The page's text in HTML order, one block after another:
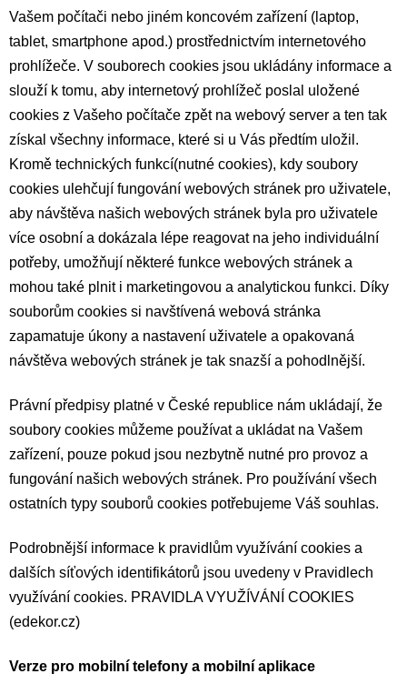
Vašem počítači nebo jiném koncovém zařízení (laptop,
tablet, smartphone apod.) prostřednictvím internetového
prohlížeče. V souborech cookies jsou ukládány informace a
slouží k tomu, aby internetový prohlížeč poslal uložené
cookies z Vašeho počítače zpět na webový server a ten tak
získal všechny informace, které si u Vás předtím uložil.
Kromě technických funkcí(nutné cookies), kdy soubory
cookies ulehčují fungování webových stránek pro uživatele,
aby návštěva našich webových stránek byla pro uživatele
více osobní a dokázala lépe reagovat na jeho individuální
potřeby, umožňují některé funkce webových stránek a
mohou také plnit i marketingovou a analytickou funkci. Díky
souborům cookies si navštívená webová stránka
zapamatuje úkony a nastavení uživatele a opakovaná
návštěva webových stránek je tak snazší a pohodlnější.
Právní předpisy platné v České republice nám ukládají, že
soubory cookies můžeme používat a ukládat na Vašem
zařízení, pouze pokud jsou nezbytně nutné pro provoz a
fungování našich webových stránek. Pro používání všech
ostatních typy souborů cookies potřebujeme Váš souhlas.
Podrobnější informace k pravidlům využívání cookies a
dalších síťových identifikátorů jsou uvedeny v Pravidlech
využívání cookies. PRAVIDLA VYUŽÍVÁNÍ COOKIES
(edekor.cz)
Verze pro mobilní telefony a mobilní aplikace